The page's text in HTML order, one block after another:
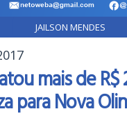
JAILSON MENDES
mais de
para Nova